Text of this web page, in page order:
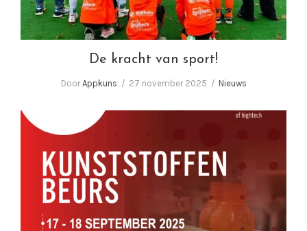
De kracht van sport!
DoorAppkuns 27 november 2025 Nieuws
Bezoekt u ons tijdens de Kunststoffenbeurs